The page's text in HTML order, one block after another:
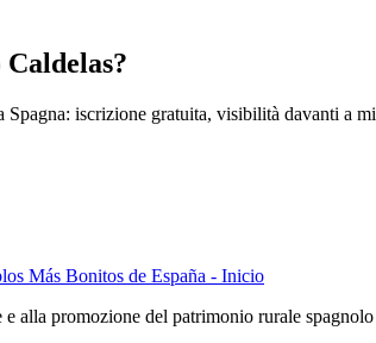
iscrizione gratuita, visibilità davanti a
Más Bonitos de España - Inicio
alla promozione del patrimonio rurale